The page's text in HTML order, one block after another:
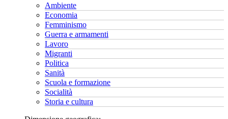
Ambiente
Economia
Femminismo
Guerra e armamenti
Lavoro
Migranti
Politica
Sanità
Scuola e formazione
Socialità
Storia e cultura